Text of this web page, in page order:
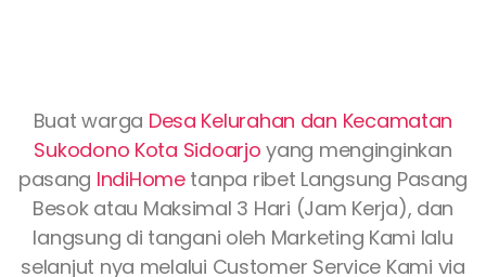
Buat warga Desa Kelurahan dan Kecamatan
Sukodono Kota Sidoarjo yang menginginkan
pasang IndiHometanpa ribet Langsung Pasang
Besok atau Maksimal 3 Hari (Jam Kerja), dan
langsung di tangani oleh Marketing Kami lalu
selanjut nya melalui Customer Service Kami via